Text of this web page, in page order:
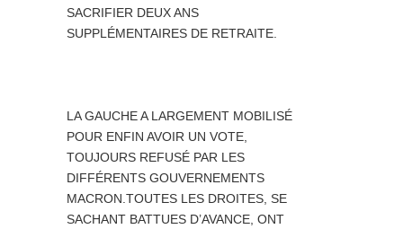
SACRIFIER DEUX ANS
SUPPLÉMENTAIRES DE RETRAITE.
LA GAUCHE A LARGEMENT MOBILISÉ
POUR ENFIN AVOIR UN VOTE,
TOUJOURS REFUSÉ PAR LES
DIFFÉRENTS GOUVERNEMENTS
MACRON.TOUTES LES DROITES, SE
SACHANT BATTUES D’AVANCE, ONT